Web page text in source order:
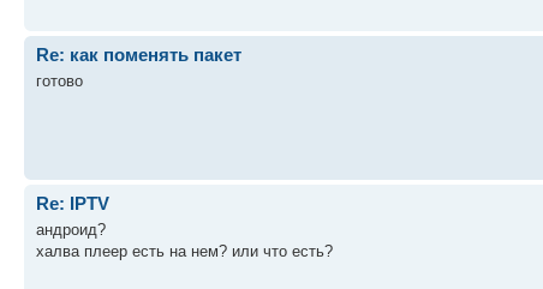
Re: как поменять пакет
готово
Re: IPTV
андроид?
халва плеер есть на нем? или что есть?